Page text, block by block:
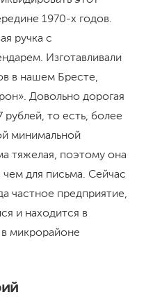
1970-х годов.
ручка с
Изготавливали
в нашем Бресте,
Довольно дорогая
рублей, то есть, более
минимальной
тяжелая, поэтому она
чем для письма. Сейчас
частное предприятие,
и находится в
микрорайоне